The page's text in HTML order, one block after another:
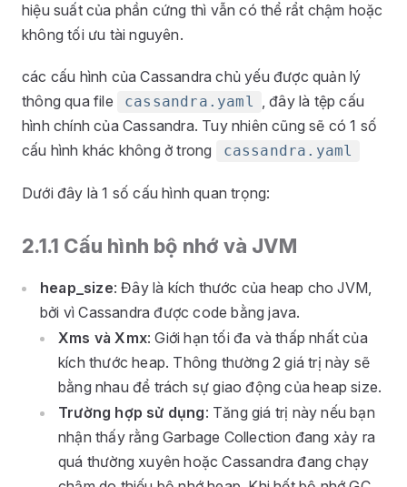
hiệu suất của phần cứng thì vẫn có thể rẩt chậm hoặc
không tối ưu tài nguyên.
các cấu hình của Cassandra chủ yếu được quản lý
thông qua file
cassandra.yaml , đây là tệp cấu
hình chính của Cassandra. Tuy nhiên cũng sẽ có 1 số
cấu hình khác không ở trong
cassandra.yaml
Dưới đây là 1 số cấu hình quan trọng:
2.1.1 Cấu hình bộ nhớ và JVM
heap_size: Đây là kích thước của heap cho JVM,
bởi vì Cassandra được code bằng java.
Xms và Xmx: Giới hạn tối đa và thấp nhất của
kích thước heap. Thông thường 2 giá trị này sẽ
bằng nhau để trách sự giao động của heap size.
Trường hợp sử dụng: Tăng giá trị này nếu bạn
nhận thấy rằng Garbage Collection đang xảy ra
quá thường xuyên hoặc Cassandra đang chạy